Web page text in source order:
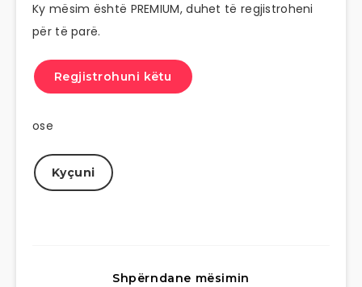
Ky mësim është PREMIUM, duhet të regjistroheni
për të parë.
Regjistrohuni këtu
ose
Kyçuni
Shpërndane mësimin